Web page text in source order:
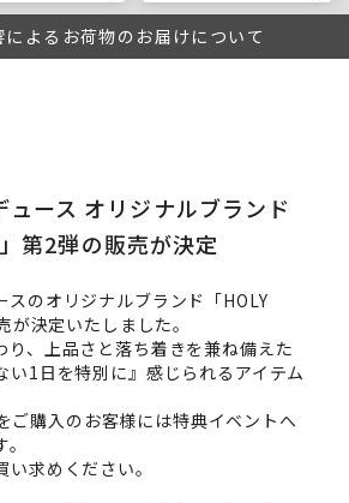
よるお荷物のお届けについて
ュース オリジナルブランド
第2弾の販売が決定
スのオリジナルブランド「HOLY
決定いたしました。
り、上品さと落ち着きを兼ね備えた
い1日を特別に』感じられるアイテム
購入のお客様には特典イベントへ
求めください。